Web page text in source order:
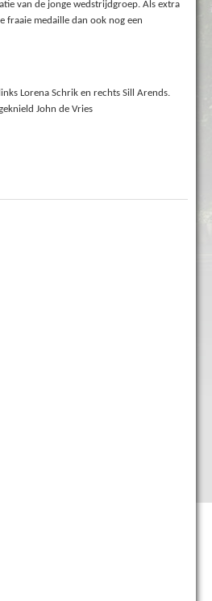
van de jonge wedstrijdgroep. Als extra
fraaie medaille dan ook nog een
Lorena Schrik en rechts Sill Arends.
John de Vries